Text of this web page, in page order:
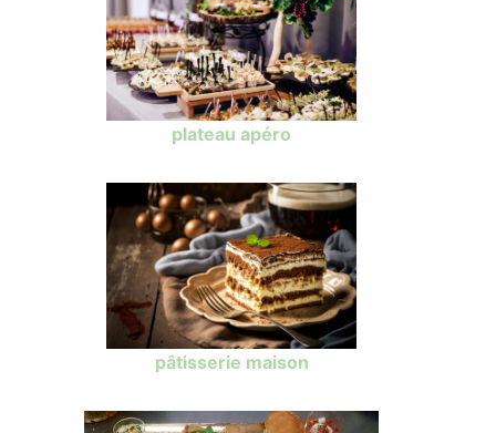
plateau apéro
pâtisserie maison